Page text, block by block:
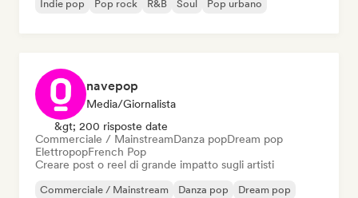
Indie pop
Pop rock R&B Soul Pop urbano
navepop
Media/Giornalista
&gt; 200 risposte date
Commerciale / MainstreamDanza popDream pop
ElettropopFrench Pop
Creare post o reel di grande impatto sugli artisti
Commerciale / Mainstream Danza pop Dream pop